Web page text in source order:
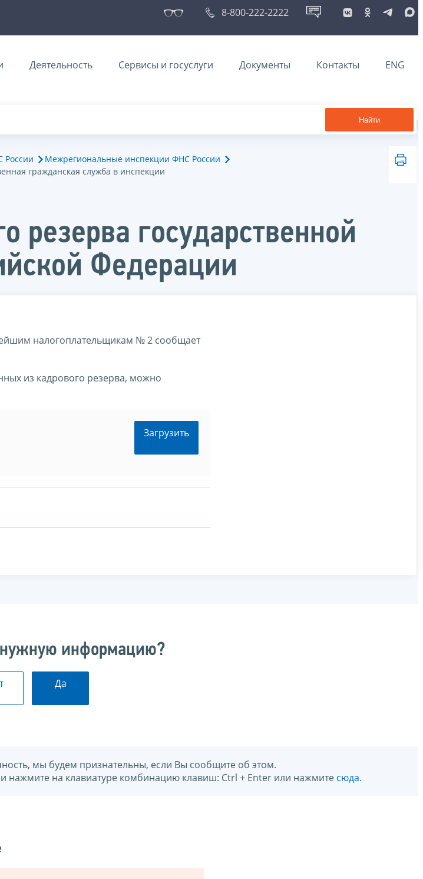
8-800-222-2222
Деятельность Сервисы и госуслуги Документы Контакты ENG
Найти
России
Межрегиональные инспекции ФНС России
гражданская служба в инспекции
резерва государственной
Федерации
налогоплательщикам № 2 сообщает
из кадрового резерва, можно
Загрузить
информацию?
Да
мы будем признательны, если Вы сообщите об этом.
нажмите на клавиатуре комбинацию клавиш: Ctrl + Enter или нажмите сюда.